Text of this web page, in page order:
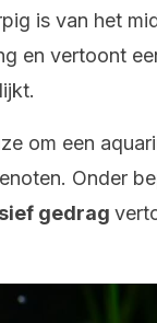
is van het
en vertoont
om een
Onder
gedrag